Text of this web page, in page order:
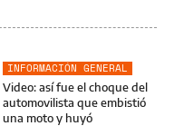
INFORMACIÓN GENERAL
Video: así fue el choque del
automovilista que embistió
una moto y huyó